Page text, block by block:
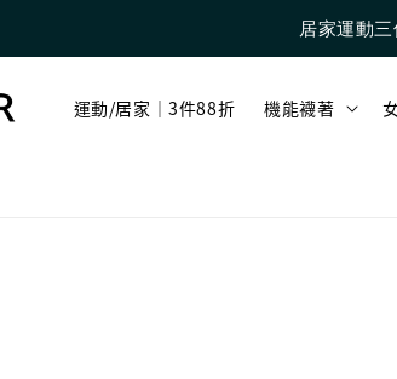
居家運動
運動/居家｜3件88折 機能襪著